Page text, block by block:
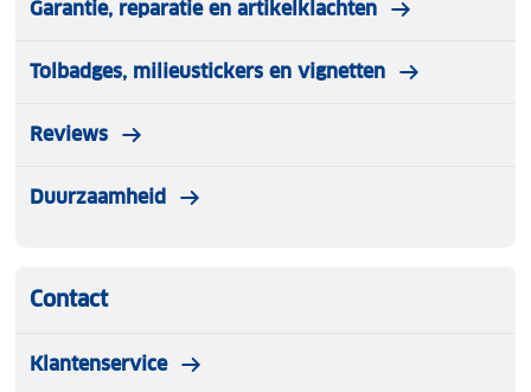
Garantie, reparatie en artikelklachten
Tolbadges, milieustickers en vignetten
Reviews
Duurzaamheid
Contact
Klantenservice